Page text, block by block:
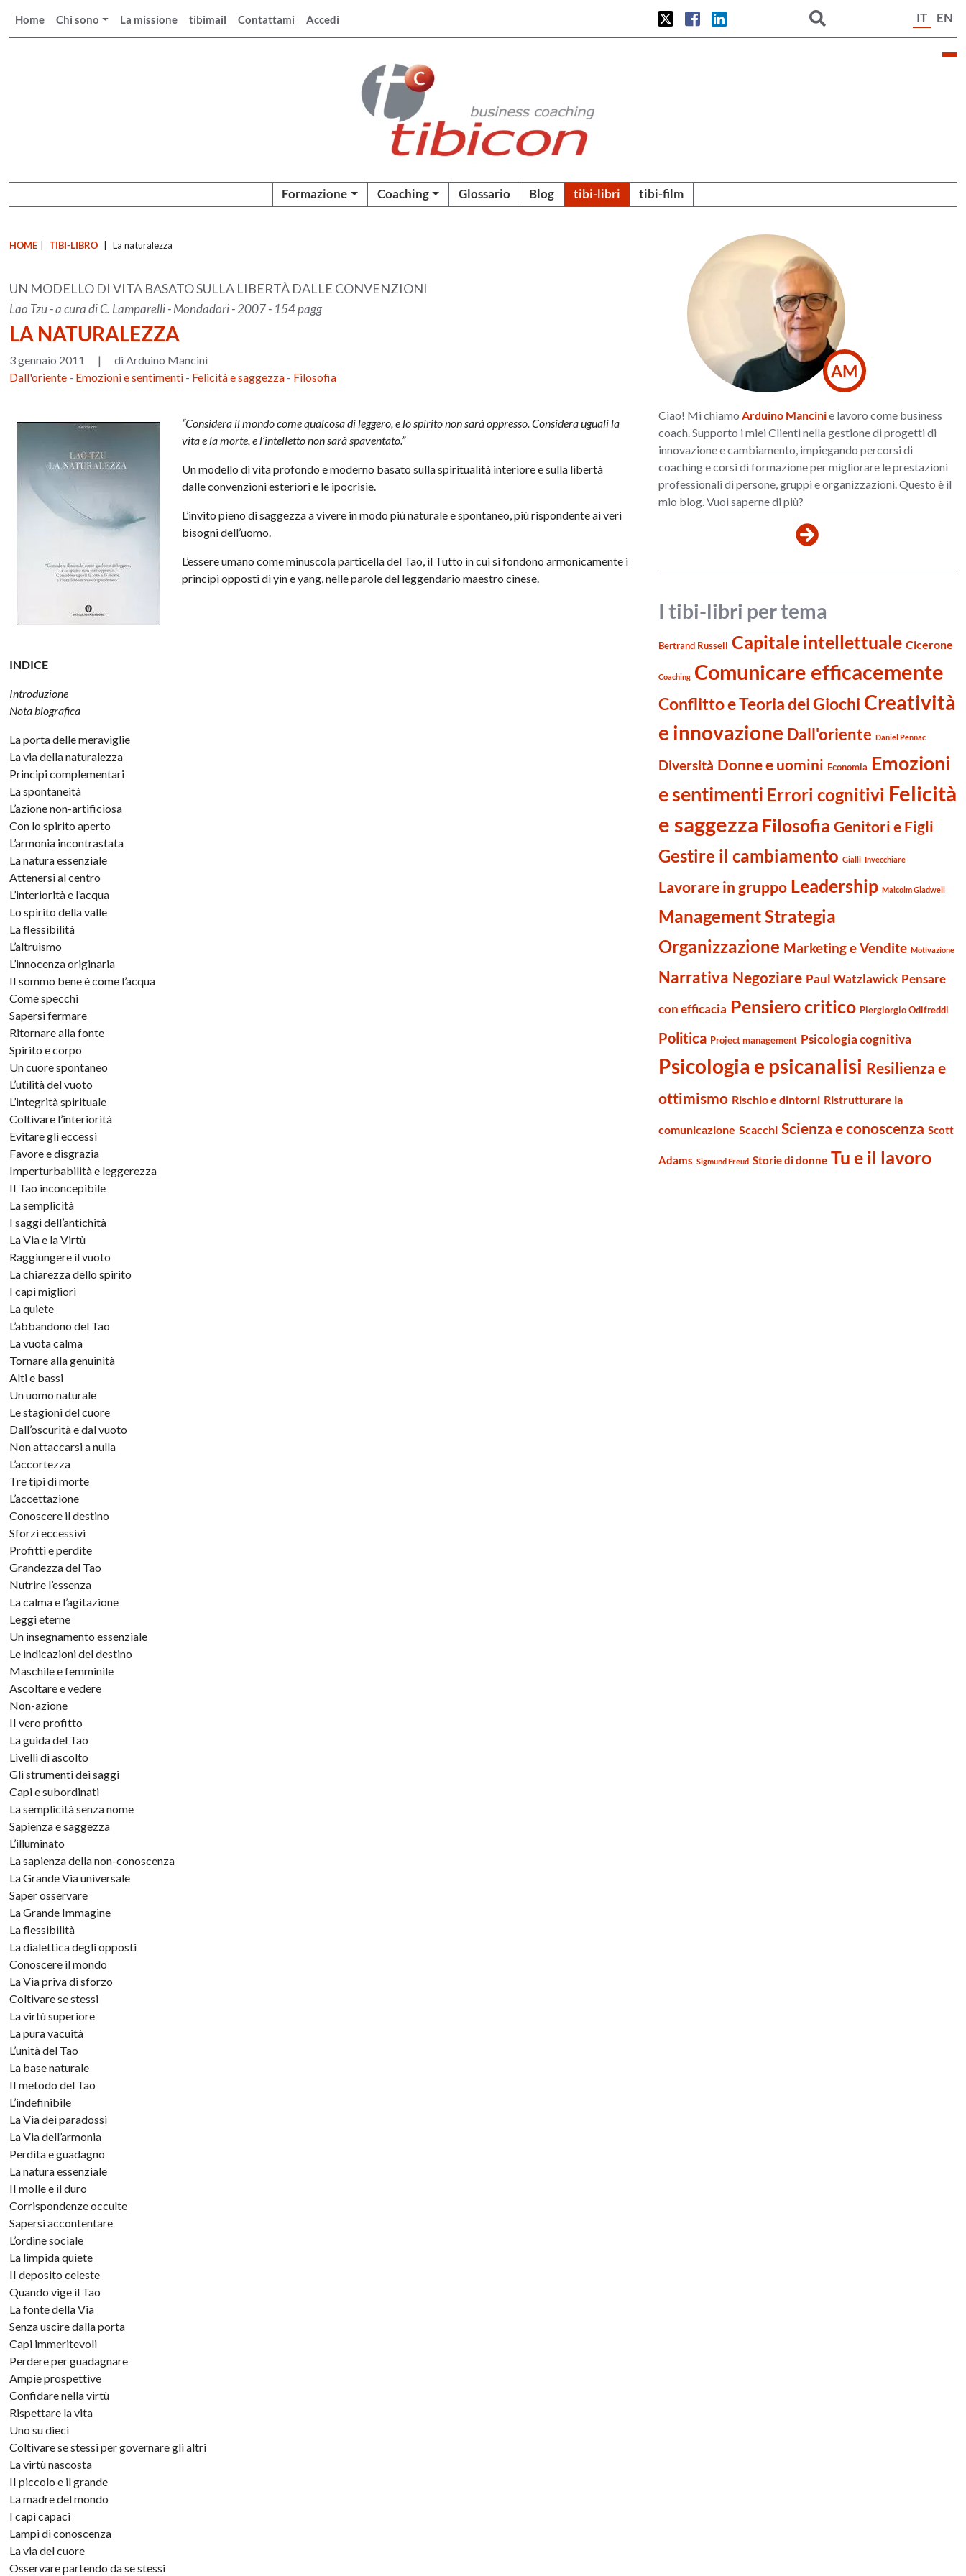
Home Chi sono La missione tibimail Contattami Accedi IT EN
Formazione Coaching Glossario Blog tibi-libri tibi-film
HOME TIBI-LIBRO La naturalezza
UN MODELLO DI VITA BASATO SULLA LIBERTÀ DALLE CONVENZIONI
Lao Tzu - a cura di C. Lamparelli - Mondadori - 2007 - 154 pagg
LA NATURALEZZA
3 gennaio 2011 |
di Arduino Mancini
Dall'oriente - Emozioni e sentimenti - Felicità e saggezza - Filosofia
“Considera il mondo come qualcosa di leggero, e lo spirito non sarà oppresso. Considera uguali la
vita e la morte, e l’intelletto non sarà spaventato.”
Un modello di vita profondo e moderno basato sulla spiritualità interiore e sulla libertà
dalle convenzioni esteriori e le ipocrisie.
L’invito pieno di saggezza a vivere in modo più naturale e spontaneo, più rispondente ai veri
bisogni dell’uomo.
L’essere umano come minuscola particella del Tao, il Tutto in cui si fondono armonicamente i
principi opposti di yin e yang, nelle parole del leggendario maestro cinese.
INDICE
Introduzione
Nota biografica
La porta delle meraviglie
La via della naturalezza
Principi complementari
La spontaneità
L’azione non-artificiosa
Con lo spirito aperto
L’armonia incontrastata
La natura essenziale
Attenersi al centro
L’interiorità e l’acqua
Lo spirito della valle
La flessibilità
L’altruismo
L’innocenza originaria
II sommo bene è come l’acqua
Come specchi
Sapersi fermare
Ritornare alla fonte
Spirito e corpo
Un cuore spontaneo
L’utilità del vuoto
L’integrità spirituale
Coltivare l’interiorità
Evitare gli eccessi
Favore e disgrazia
Imperturbabilità e leggerezza
II Tao inconcepibile
La semplicità
I saggi dell’antichità
La Via e la Virtù
Raggiungere il vuoto
La chiarezza dello spirito
I capi migliori
La quiete
L’abbandono del Tao
La vuota calma
Tornare alla genuinità
Alti e bassi
Un uomo naturale
Le stagioni del cuore
Dall’oscurità e dal vuoto
Non attaccarsi a nulla
L’accortezza
Tre tipi di morte
L’accettazione
Conoscere il destino
Sforzi eccessivi
Profitti e perdite
Grandezza del Tao
Nutrire l’essenza
La calma e l’agitazione
Leggi eterne
Un insegnamento essenziale
Le indicazioni del destino
Maschile e femminile
Ascoltare e vedere
Non-azione
II vero profitto
La guida del Tao
Livelli di ascolto
Gli strumenti dei saggi
Capi e subordinati
La semplicità senza nome
Sapienza e saggezza
L’illuminato
La sapienza della non-conoscenza
La Grande Via universale
Saper osservare
La Grande Immagine
La flessibilità
La dialettica degli opposti
Conoscere il mondo
La Via priva di sforzo
Coltivare se stessi
La virtù superiore
La pura vacuità
L’unità del Tao
La base naturale
II metodo del Tao
L’indefinibile
La Via dei paradossi
La Via dell’armonia
Perdita e guadagno
La natura essenziale
II molle e il duro
Corrispondenze occulte
Sapersi accontentare
L’ordine sociale
La limpida quiete
II deposito celeste
Quando vige il Tao
La fonte della Via
Senza uscire dalla porta
Capi immeritevoli
Perdere per guadagnare
Ampie prospettive
Confidare nella virtù
Rispettare la vita
Uno su dieci
Coltivare se stessi per governare gli altri
La virtù nascosta
II piccolo e il grande
La madre del mondo
I capi capaci
Lampi di conoscenza
La via del cuore
Osservare partendo da se stessi
AM
Ciao! Mi chiamo Arduino Mancinie lavoro come business
coach. Supporto i miei Clienti nella gestione di progetti di
innovazione e cambiamento, impiegando percorsi di
coaching e corsi di formazione per migliorare le prestazioni
professionali di persone, gruppi e organizzazioni. Questo è il
mio blog. Vuoi saperne di più?
I tibi-libri per tema
Bertrand Russell Capitale intellettuale Cicerone
Coaching Comunicare efficacemente
Conflitto e Teoria dei Giochi Creatività
e innovazione Dall'oriente Daniel Pennac
Diversità Donne e uomini Economia Emozioni
e sentimenti Errori cognitivi Felicità
e saggezza Filosofia Genitori e Figli
Gestire il cambiamento Gialli Invecchiare
Lavorare in gruppo Leadership Malcolm Gladwell
Management Strategia
Organizzazione Marketing e Vendite Motivazione
Narrativa Negoziare Paul Watzlawick Pensare
con efficacia Pensiero critico Piergiorgio Odifreddi
Politica Project management Psicologia cognitiva
Psicologia e psicanalisi Resilienza e
ottimismo Rischio e dintorni Ristrutturare la
comunicazione Scacchi Scienza e conoscenza Scott
Adams Sigmund Freud Storie di donne Tu e il lavoro